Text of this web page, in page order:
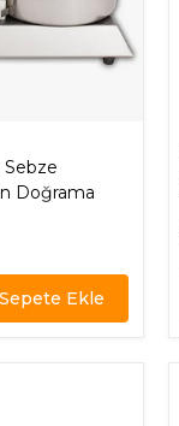
Doğrama
Sepete Ekle